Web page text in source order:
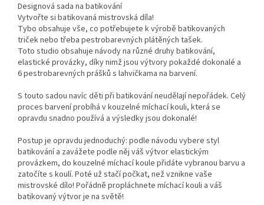
Designová sada na batikování
Vytvořte si batikovaná mistrovská díla!
Tybo obsahuje vše, co potřebujete k výrobě batikovaných
triček nebo třeba pestrobarevných plátěných tašek.
Toto studio obsahuje návody na různé druhy batikování,
elastické provázky, díky nimž jsou výtvory pokaždé dokonalé a
6 pestrobarevných prášků s lahvičkama na barvení.
S touto sadou navíc děti při batikování neudělají nepořádek. Celý
proces barvení probíhá v kouzelné míchací kouli, která se
opravdu snadno používá a výsledky jsou dokonalé!
Postup je opravdu jednoduchý: podle návodu vybere styl
batikování a zavážete podle něj váš výtvor elastickým
provázkem, do kouzelné míchací koule přidáte vybranou barvu a
zatočíte s koulí. Poté už stačí počkat, než vznikne vaše
mistrovské dílo! Pořádně propláchnete míchací kouli a váš
batikovaný výtvor je na světě!